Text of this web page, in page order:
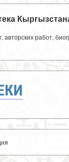
авторских работ,